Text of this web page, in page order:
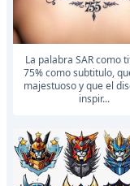
la palabra SAR como titulo y el
75% como subtitulo,
majestuoso y que el
inspir...